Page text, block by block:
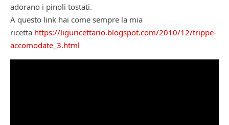
adorano i pinoli tostati.
A questo link hai come sempre la mia
ricetta https://liguricettario.blogspot.com/2010/12/trippe-
accomodate_3.html